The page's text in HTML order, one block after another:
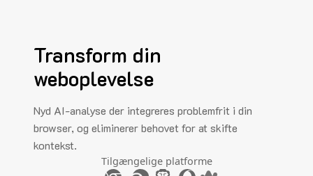
Transform din
weboplevelse
Nyd AI-analyse der integreres problemfrit i din
browser, og eliminerer behovet for at skifte
kontekst.
Tilgængelige platforme